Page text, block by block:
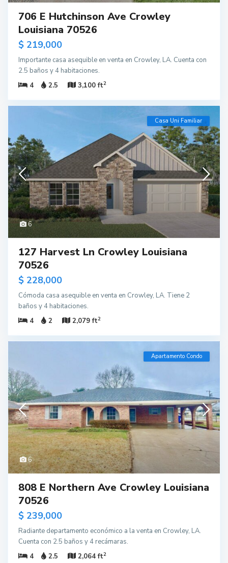
706 E Hutchinson Ave Crowley
Louisiana 70526
$ 219,000
Importante casa asequible en venta en Crowley, LA. Cuenta con
2.5 baños y 4 habitaciones.
4
2.5 3,100 ft2
6
Casa Uni Familiar
127 Harvest Ln Crowley Louisiana
70526
$ 228,000
Cómoda casa asequible en venta en Crowley, LA. Tiene 2
baños y 4 habitaciones.
4
2 2,079 ft2
6
Apartamento Condo
808 E Northern Ave Crowley Louisiana
70526
$ 239,000
Radiante departamento económico a la venta en Crowley, LA.
Cuenta con 2.5 baños y 4 recámaras.
4
2.5 2,064 ft2